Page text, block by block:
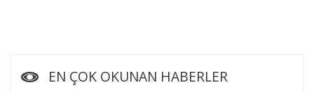
EN ÇOK OKUNAN HABERLER